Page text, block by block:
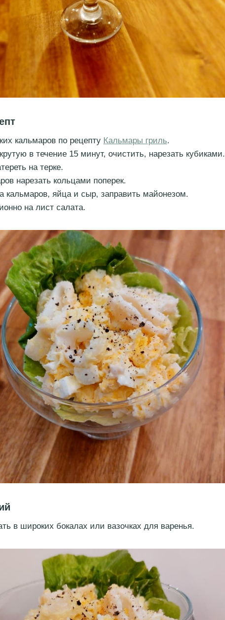
кальмаров по рецепту Кальмары гриль.
в течение 15 минут, очистить, нарезать кубиками.
на терке.
нарезать кольцами поперек.
кальмаров, яйца и сыр, заправить майонезом.
на лист салата.
в широких бокалах или вазочках для варенья.